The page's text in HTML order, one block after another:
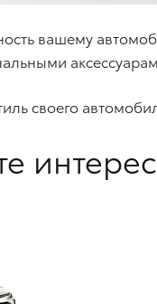
вашему
своего